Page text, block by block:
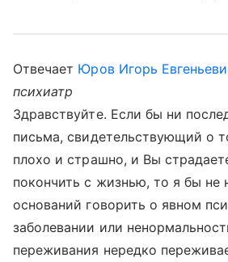
Отвечает Юров Игорь
психиатр
Здравствуйте. Если бы ни
письма, свидетельствующий о
плохо и страшно, и Вы
покончить с жизнью, то я бы не
оснований говорить о явном
заболевании или
переживания нередко